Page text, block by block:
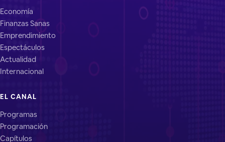
Economía
Finanzas Sanas
Emprendimiento
Espectáculos
Actualidad
Internacional
EL CANAL
Programas
Programación
Capítulos